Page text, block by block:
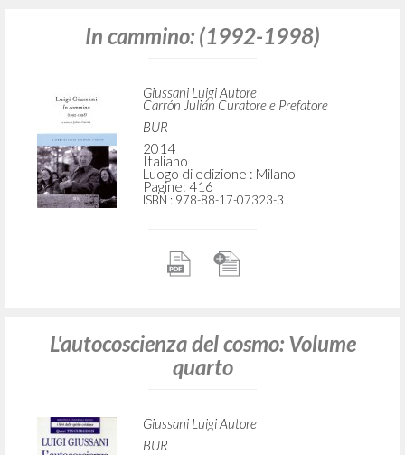
In cammino: (1992-1998)
Giussani Luigi Autore
Carrón Julián Curatore e Prefatore
BUR
2014
Italiano
Luogo di edizione : Milano
Pagine: 416
ISBN : 978-88-17-07323-3
L'autocoscienza del cosmo: Volume
quarto
Giussani Luigi Autore
BUR